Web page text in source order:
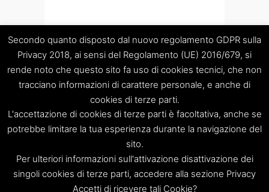
“Società Regolamentazione del servizio di gestione Rifiuti
“Palermo Area Metropolitana” S.C.p.A.
Sede legale: Palermo – Piazza Pretoria 1 – Sede amministrativa:
Palermo – Via Resuttana 360 – Capitale sociale: Euro
120.000,00
PA-309841
Secondo quanto disposto dal nuovo regolamento GDPR sulla
Privacy 2018, ai sensi del Regolamento (UE) 2016/679, si
rende noto che questo sito fa uso di cookies tecnici, che non
tracciano informazioni di carattere personale, e anche di
cookies di terze parti.
L'accettazione di cookies di terze parti è facoltativa, anche se
potrebbe limitare la tua esperienza durante la navigazione del
sito.
Per ulteriori informazioni sull'attivazione disattivazione dei
singoli cookies di terze parti, accedere alla sezione Privacy
Accetti di ricevere tali Cookie?